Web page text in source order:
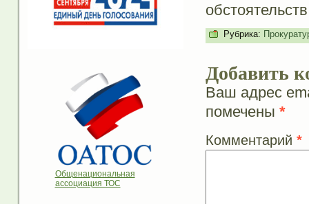
Общенациональная
ассоциация ТОС
Рубрика:
Добавить
Ваш адрес
помечены *
Комментарий *